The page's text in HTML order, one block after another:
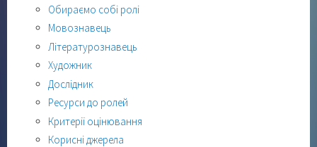
Обираємо собі ролі
Мовознавець
Літературознавець
Художник
Дослідник
Ресурси до ролей
Критерії оцінювання
Корисні джерела